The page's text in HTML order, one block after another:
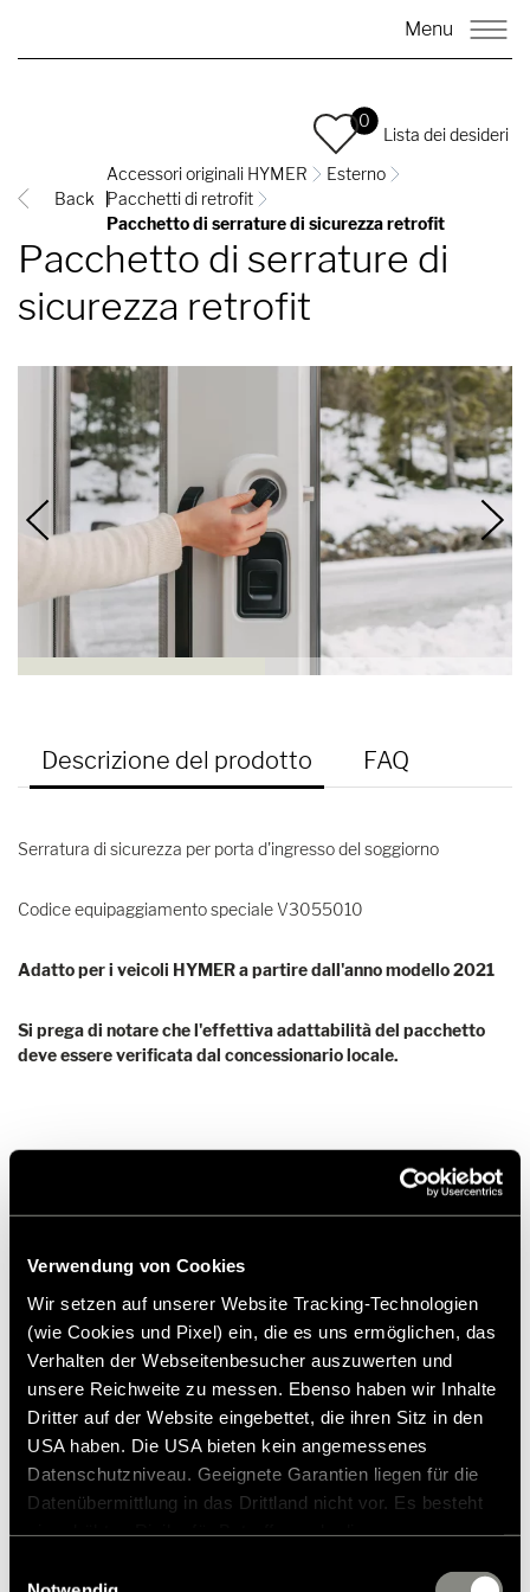
Verwendung von Cookies
Wir setzen auf unserer Website Tracking-Technologien
(wie Cookies und Pixel) ein, die es uns ermöglichen, das
Verhalten der Webseitenbesucher auszuwerten und
unsere Reichweite zu messen. Ebenso haben wir Inhalte
Dritter auf der Website eingebettet, die ihren Sitz in den
USA haben. Die USA bieten kein angemessenes
Datenschutzniveau. Geeignete Garantien liegen für die
Datenübermittlung in das Drittland nicht vor. Es besteht
zustehen. Eingesetzte Dienstleister können Daten für
Menu
0
Lista dei desideri
Back
Accessori originali HYMER
Esterno
Pacchetti di retrofit
Pacchetto di serrature di sicurezza retrofit
Pacchetto di serrature di
sicurezza retrofit
Descrizione del prodotto FAQ
Serratura di sicurezza per porta d'ingresso del soggiorno
Codice equipaggiamento speciale V3055010
Adatto per i veicoli HYMER a partire dall'anno modello 2021
Si prega di notare che l'effettiva adattabilità del pacchetto
deve essere verificata dal concessionario locale.
da384,00 €
Prezzo di vendita consigliato*
Aggiungi alla lista dei desideri
L'articolo si adatta al mio veicolo?
* Gli accessori originali Hymer non sono disponibili dalla
tramite il tuo partner commerciale. Le immagini sono